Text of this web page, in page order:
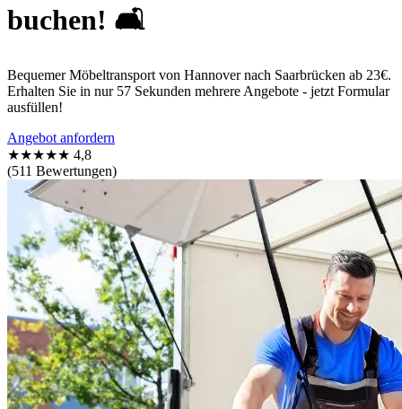
buchen! 🛋
Bequemer Möbeltransport von Hannover nach Saarbrücken ab 23€.
Erhalten Sie in nur 57 Sekunden mehrere Angebote - jetzt Formular
ausfüllen!
Angebot anfordern
★★★★★ 4,8
(511 Bewertungen)